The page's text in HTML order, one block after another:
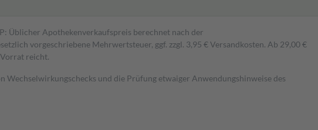
Üblicher Apothekenverkaufspreis berechnet nach der
vorgeschriebene Mehrwertsteuer, ggf. zzgl. 3,95 € Versandkosten. Ab 29,00 €
reicht.
und die Prüfung etwaiger Anwendungshinweise des